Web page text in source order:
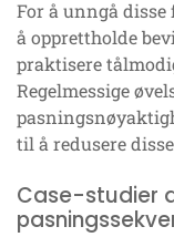
For å unngå
å opprettholde
praktisere
Regelmessige
til å redusere
Case-studier